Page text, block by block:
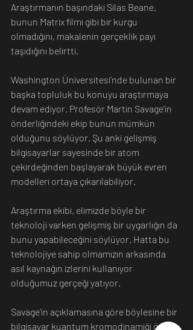
Araştırmanın başındaki Silas Beane,
bunun Matrix filmi gibi bir kurgu
olmadığını, makalenin gerçeklik payı
taşıdığını belirtti.
Washington Üniversitesi’nde bulunan bir
başka topluluk bu konuyu araştırmaya
devam ediyor. Profesör Martin Savage’in
önderliğindeki ekip bunun mümkün
olduğunu söylüyor. Şu anki gelişmiş
bilgisayarlar sayesinde bir atom
çekirdeğinden başlayarak büyük evren
modelleri ortaya çıkarılabiliyor.
Araştırma ekibi, elimizde böyle bir
teknoloji varken gelişmiş bir uygarlığın da
bunu yapabileceğini söylüyor. Hatta bu
teknolojiye sahip olmamızın arkasında
asıl kaynağın izlerini kullanıyor
olduğumuz gerçeği yatıyor.
Savage’in açıklamasına göre böylesine bir
bilgisayar kuantum kromodinamiği örgü